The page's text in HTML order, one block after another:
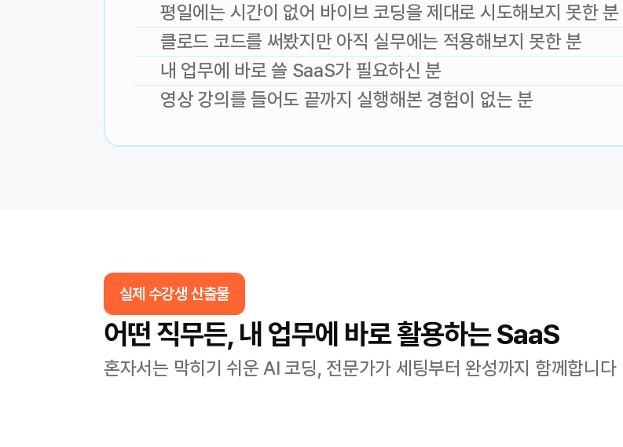
평일에는 시간이 없어 바이브 코딩을 제대로 시도해보지 못한 분
클로드 코드를 써봤지만 아직 실무에는 적용해보지 못한 분
내 업무에 바로 쓸 SaaS가 필요하신 분
영상 강의를 들어도 끝까지 실행해본 경험이 없는 분
실제 수강생 산출물
어떤 직무든, 내 업무에 바로 활용하는 SaaS
혼자서는 막히기 쉬운 AI 코딩, 전문가가 세팅부터 완성까지 함께합니다